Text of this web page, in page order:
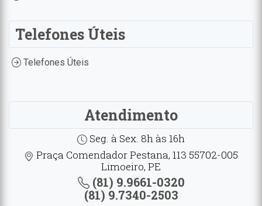
Telefones Úteis
Telefones Úteis
Atendimento
Seg. à Sex. 8h às 16h
Praça Comendador Pestana, 113 55702-005
Limoeiro, PE
(81) 9.9661-0320
(81) 9.7340-2503